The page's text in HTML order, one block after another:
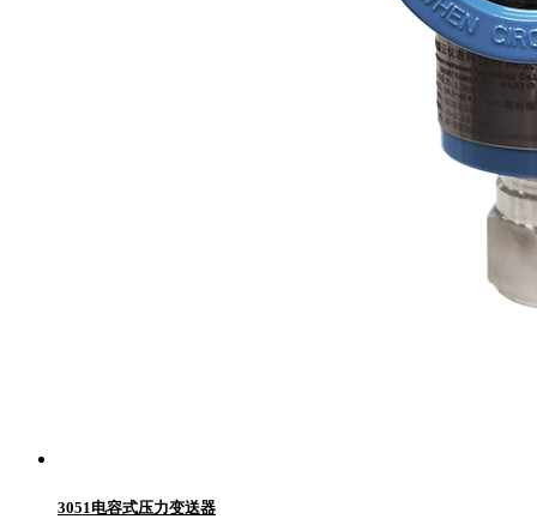
3051电容式压力变送器